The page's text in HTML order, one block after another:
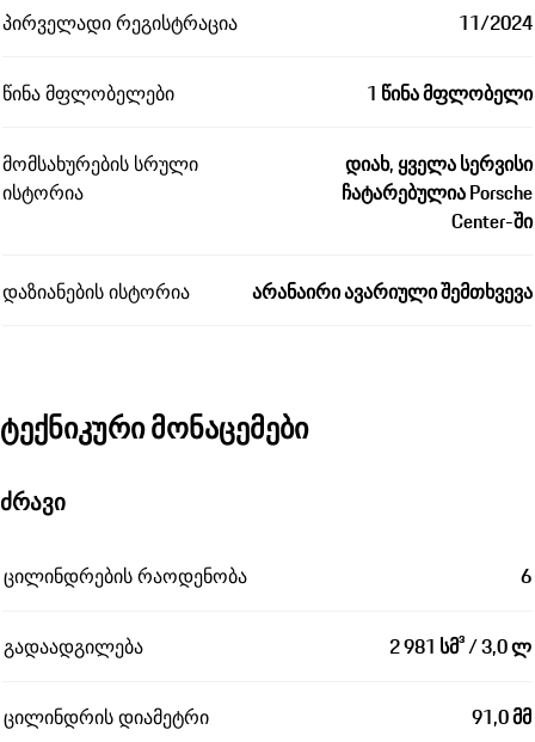
პირველადი რეგისტრაცია 11/2024
წინა მფლობელები 1 წინა მფლობელი
მომსახურების სრული
ისტორია
დიახ, ყველა სერვისი
ჩატარებულია Porsche
Center-ში
დაზიანების ისტორია არანაირი ავარიული შემთხვევა
ტექნიკური მონაცემები
ძრავი
ცილინდრების რაოდენობა 6
გადაადგილება 2 981 სმ³ / 3,0 ლ
ცილინდრის დიამეტრი 91,0 მმ